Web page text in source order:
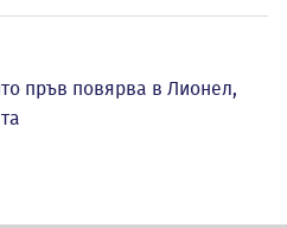
пръв повярва в Лионел,